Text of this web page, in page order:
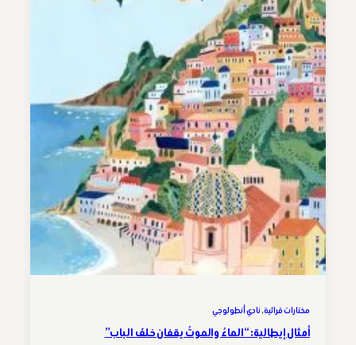
مختارات قرائية, نادي أنطولوجي
أمثال إيطالية: “الماءُ والموتُ يقفان خلفَ الباب”